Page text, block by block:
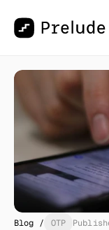
Blog / OTP